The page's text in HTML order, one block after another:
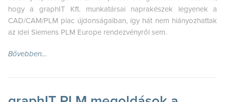
hogy a graphIT Kft. munkatársai naprakészek legyenek a
CAD/CAM/PLM piac újdonságaiban, így hát nem hiányozhattak
az idei Siemens PLM Europe rendezvényről sem.
Bővebben…